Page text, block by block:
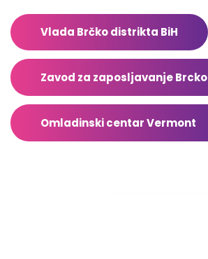
Vlada Brčko distrikta BiH
Zavod za zaposljavanje Brcko
Omladinski centar Vermont